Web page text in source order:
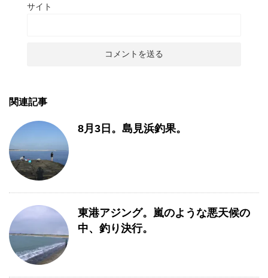
サイト
関連記事
8月3日。島見浜釣果。
東港アジング。嵐のような悪天候の
中、釣り決行。